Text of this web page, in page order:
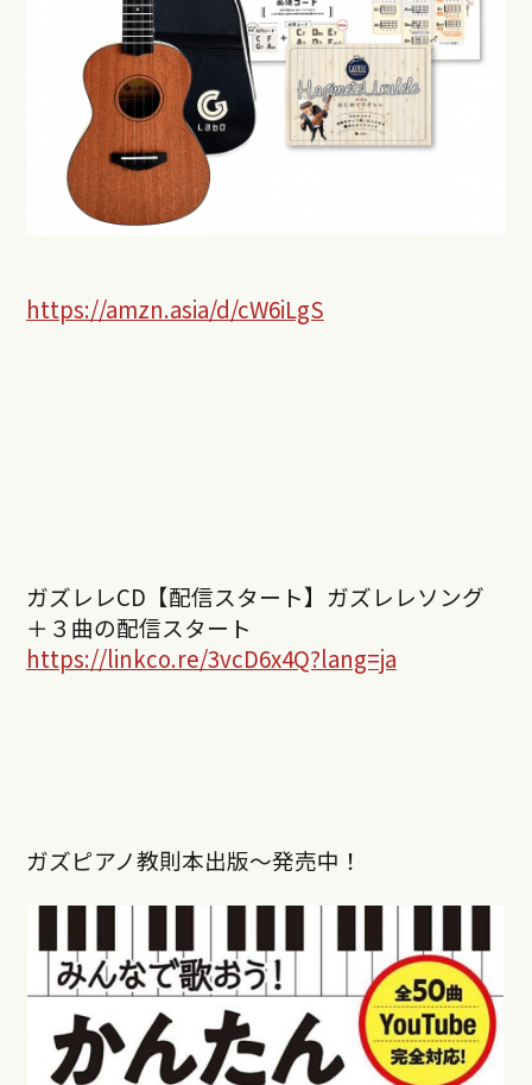
https://amzn.asia/d/cW6iLgS
ガズレレCD【配信スタート】ガズレレソング
＋３曲の配信スタート
https://linkco.re/3vcD6x4Q?lang=ja
ガズピアノ教則本出版〜発売中！